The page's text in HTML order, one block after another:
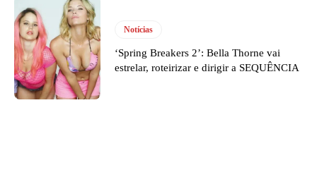
Notícias
‘Spring Breakers 2’: Bella Thorne vai
estrelar, roteirizar e dirigir a SEQUÊNCIA